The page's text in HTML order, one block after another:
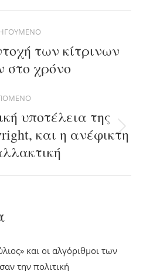
PinterestLinkedInWhatsApp
Previous
post:
των κίτρινων
στο χρόνο
Next
post:
υποτέλεια της
και η ανέφικτη
και οι αλγόριθμοι των
την πολιτική